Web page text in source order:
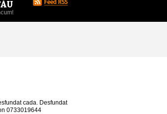
cada. Desfundat
0733019644